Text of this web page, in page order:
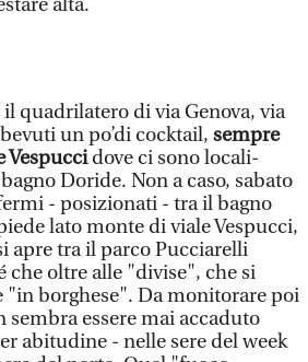
alta.
quadrilatero di via Genova, via
un po’di cocktail, sempre
Vespuccidove ci sono locali-
Doride. Non a caso, sabato
- posizionati - tra il bagno
lato monte di viale Vespucci,
apre tra il parco Pucciarelli
che oltre alle "divise", che si
"in borghese". Da monitorare poi
sembra essere mai accaduto
abitudine - nelle sere del week